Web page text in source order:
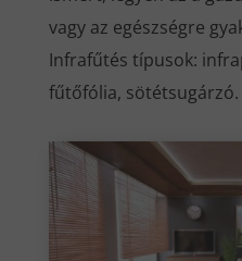
vagy az egészségre
Infrafűtés típusok:
fűtőfólia, sötétsugárzó.